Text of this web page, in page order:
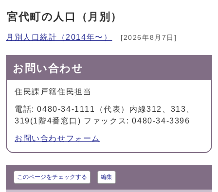
宮代町の人口（月別）
月別人口統計（2014年〜） [2026年8月7日]
お問い合わせ
住民課戸籍住民担当
電話: 0480-34-1111（代表）内線312、313、
319(1階4番窓口) ファックス: 0480-34-3396
お問い合わせフォーム
このページをチェックする 編集